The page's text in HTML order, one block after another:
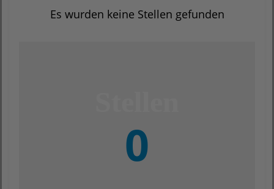
Es wurden keine Stellen gefunden
0